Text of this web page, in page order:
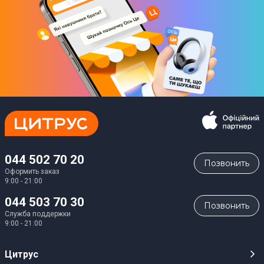
044 502 70 20
Оформить заказ
9:00 - 21:00
Позвонить
044 503 70 30
Служба поддержки
9:00 - 21:00
Позвонить
Цитрус